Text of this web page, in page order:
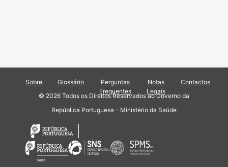
Sobre Glossário
Perguntas
Frequentes
Notas
Legais
Contactos
© 2026 Todos os Direitos Reservados ao Governo da
República Portuguesa - Ministério da Saúde